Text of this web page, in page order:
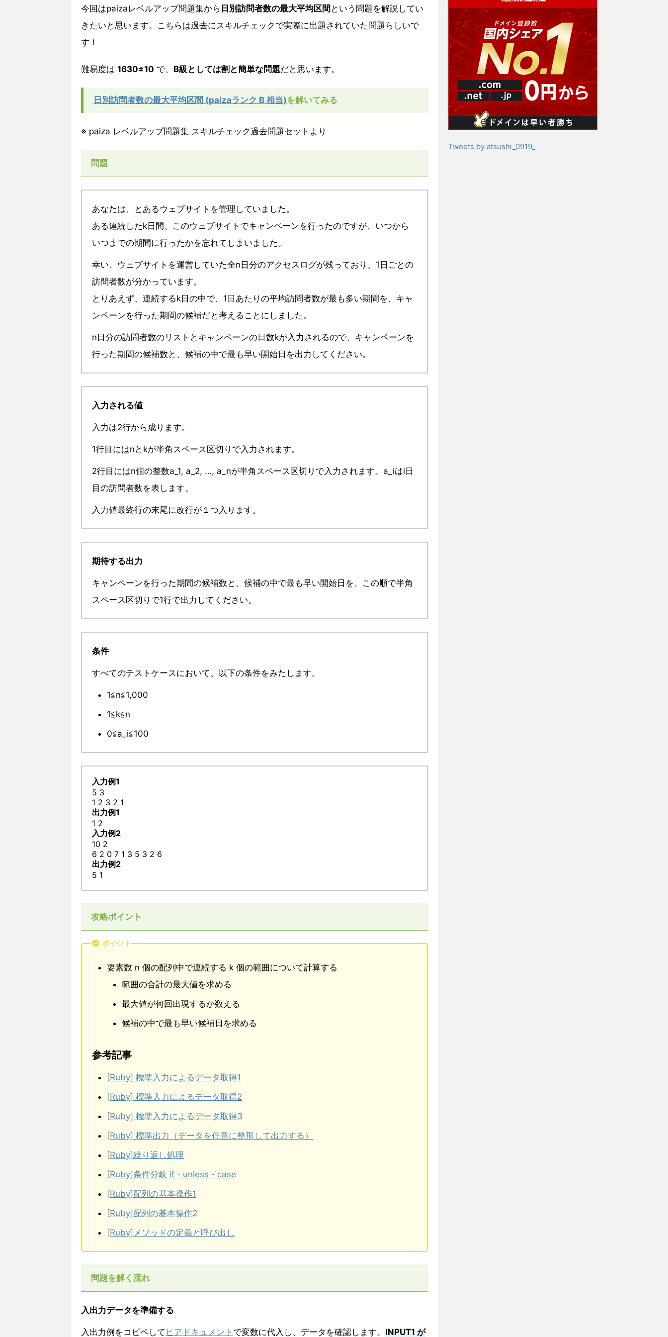
今回はpaizaレベルアップ問題集から 日別訪問者数の最大平均区間 という問題を解説してい
きたいと思います。こちらは過去にスキルチェックで実際に出題されていた問題らしいで
す！
難易度は 1630±10 で、 B級としては割と簡単な問題だと思います。
日別訪問者数の最大平均区間 (paizaランク B 相当)を解いてみる
※ paiza レベルアップ問題集 スキルチェック過去問題セットより
問題
あなたは、とあるウェブサイトを管理していました。
ある連続したk日間、このウェブサイトでキャンペーンを行ったのですが、いつから
いつまでの期間に行ったかを忘れてしまいました。
幸い、ウェブサイトを運営していた全n日分のアクセスログが残っており、1日ごとの
訪問者数が分かっています。
とりあえず、連続するk日の中で、1日あたりの平均訪問者数が最も多い期間を、キャ
ンペーンを行った期間の候補だと考えることにしました。
n日分の訪問者数のリストとキャンペーンの日数kが入力されるので、キャンペーンを
行った期間の候補数と、候補の中で最も早い開始日を出力してください。
入力される値
入力は2行から成ります。
1行目にはnとkが半角スペース区切りで入力されます。
2行目にはn個の整数a_1, a_2, …, a_nが半角スペース区切りで入力されます。a_iはi日
目の訪問者数を表します。
入力値最終行の末尾に改行が１つ入ります。
期待する出力
キャンペーンを行った期間の候補数と、候補の中で最も早い開始日を、この順で半角
スペース区切りで1行で出力してください。
条件
すべてのテストケースにおいて、以下の条件をみたします。
1≦n≦1,000
1≦k≦n
0≦a_i≦100
入力例1
5 3
1 2 3 2 1
出力例1
1 2
入力例2
10 2
6 2 0 7 1 3 5 3 2 6
出力例2
5 1
攻略ポイント
ポイント
要素数 n 個の配列中で連続する k 個の範囲について計算する
範囲の合計の最大値を求める
最大値が何回出現するか数える
候補の中で最も早い候補日を求める
参考記事
[Ruby] 標準入力によるデータ取得1
[Ruby] 標準入力によるデータ取得2
[Ruby] 標準入力によるデータ取得3
[Ruby] 標準出力（データを任意に整形して出力する）
[Ruby]繰り返し処理
[Ruby]条件分岐 if・unless・case
[Ruby]配列の基本操作1
[Ruby]配列の基本操作2
[Ruby]メソッドの定義と呼び出し
問題を解く流れ
入出力データを準備する
入出力例をコピペして ヒアドキュメント で変数に代入し、データを確認します。 INPUT1 が
Tweets by atsushi_0919_